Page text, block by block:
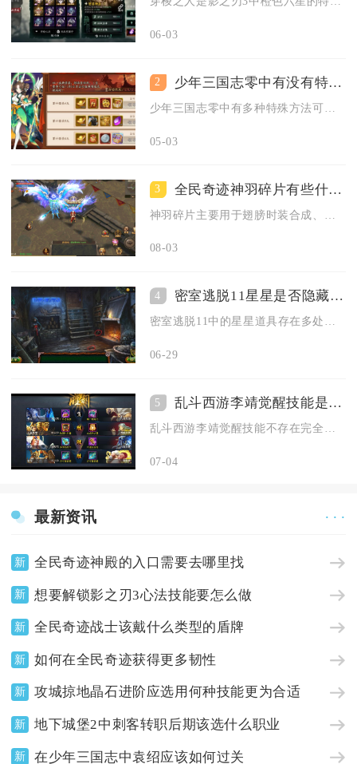
06-03
2 少年三国志零中有没有特殊的方法来获得武将
05-03
3 全民奇迹神羽碎片有些什么使用需求
08-03
4 密室逃脱11星星是否隐藏在某地
密室逃脱11中的星星道具存在多处隐藏点位，核心收集点位集中在...
06-29
5 乱斗西游李靖觉醒技能是否有替代或者补充技能
07-04
最新资讯 · · ·
新 全民奇迹神殿的入口需要去哪里找
新 想要解锁影之刃3心法技能要怎么做
新 全民奇迹战士该戴什么类型的盾牌
新 如何在全民奇迹获得更多韧性
新 攻城掠地晶石进阶应选用何种技能更为合适
新 地下城堡2中刺客转职后期该选什么职业
新 在少年三国志中袁绍应该如何过关